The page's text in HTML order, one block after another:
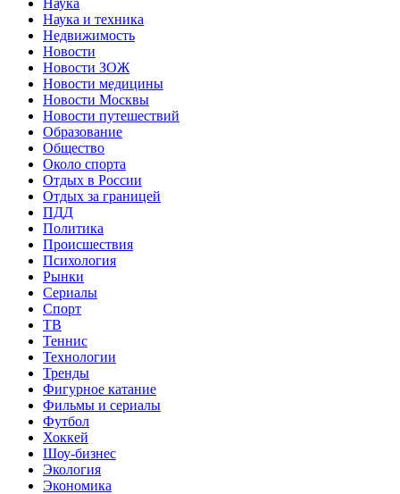
Наука и техника
Недвижимость
Новости
Новости ЗОЖ
Новости медицины
Новости Москвы
Новости путешествий
Образование
Общество
Около спорта
Отдых в России
Отдых за границей
ПДД
Политика
Происшествия
Психология
Рынки
Сериалы
Спорт
ТВ
Теннис
Технологии
Тренды
Фигурное катание
Фильмы и сериалы
Футбол
Хоккей
Шоу-бизнес
Экология
Экономика